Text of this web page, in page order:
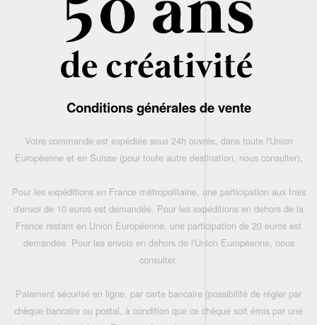
Conditions générales de vente
Votre commande est expédiée sous 24h ouvrés, dans toute l'Union
Européenne et en Suisse (pour toute autre destination, nous consulter),
Pour les expéditions en France métropolitaine, une participation aux frais
d'envoi de 10 euros est demandée. Pour les expéditions en dehors de la
France restant en Union Européenne, une participation de 20 euros est
demandée. Pour les envois en dehors de l'Union Européenne, nous
consulter.
Paiement sécurisé en ligne, par carte bancaire (possibilité de régler par
chèque bancaire ou postal, à condition que ce chèque soit émis par une